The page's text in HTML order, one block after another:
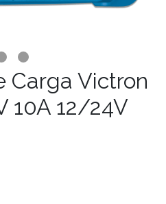
Carga Victron
10A 12/24V